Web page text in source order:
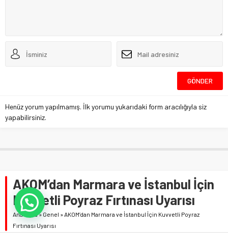
Henüz yorum yapılmamış. İlk yorumu yukarıdaki form aracılığıyla siz
yapabilirsiniz.
AKOM’dan Marmara ve İstanbul İçin
Kuvvetli Poyraz Fırtınası Uyarısı
Anasayfa» Genel »AKOM’dan Marmara ve İstanbul İçin Kuvvetli Poyraz
Fırtınası Uyarısı